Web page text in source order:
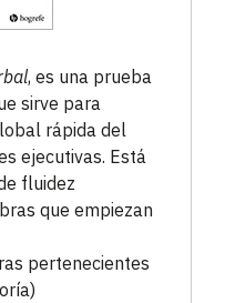
, es una prueba
sirve para
rápida del
ejecutivas. Está
fluidez
que empiezan
pertenecientes